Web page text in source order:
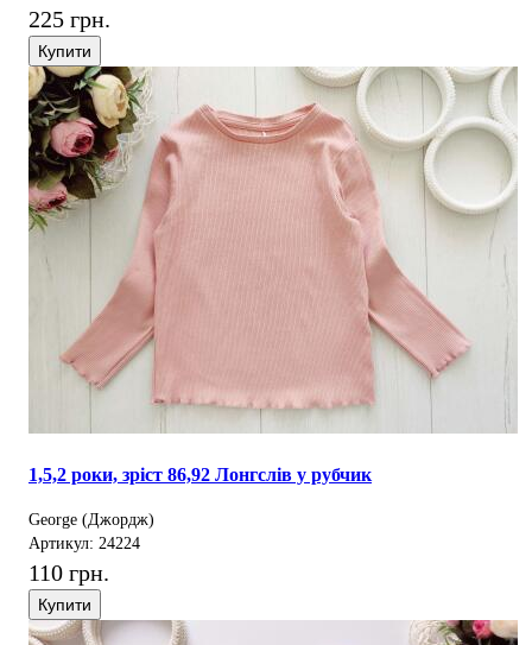
225 грн.
Купити
1,5,2 роки, зріст 86,92 Лонгслів у рубчик
George (Джордж)
Артикул: 24224
110 грн.
Купити